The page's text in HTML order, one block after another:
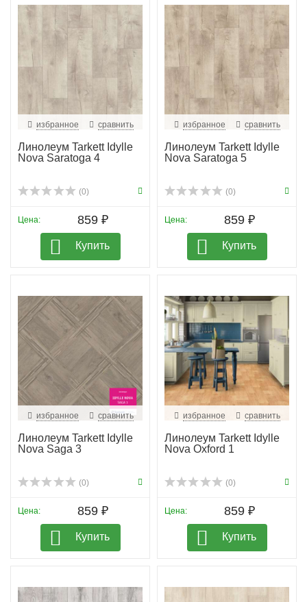
избранное сравнить
Линолеум Tarkett Idylle
Nova Saratoga 4
(0)
Цена: 859 ₽
Купить
избранное сравнить
Линолеум Tarkett Idylle
Nova Saratoga 5
(0)
Цена: 859 ₽
Купить
избранное сравнить
Линолеум Tarkett Idylle
Nova Saga 3
(0)
Цена: 859 ₽
Купить
избранное сравнить
Линолеум Tarkett Idylle
Nova Oxford 1
(0)
Цена: 859 ₽
Купить